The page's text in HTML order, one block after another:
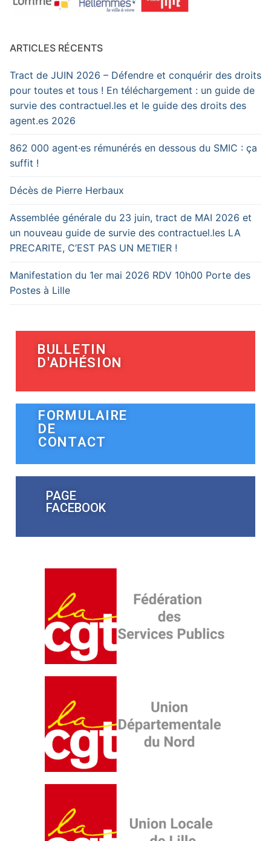
ARTICLES RÉCENTS
Tract de JUIN 2026 – Défendre et conquérir des droits
pour toutes et tous ! En téléchargement : un guide de
survie des contractuel.les et le guide des droits des
agent.es 2026
862 000 agent·es rémunérés en dessous du SMIC : ça
suffit !
Décès de Pierre Herbaux
Assemblée générale du 23 juin, tract de MAI 2026 et
un nouveau guide de survie des contractuel.les LA
PRECARITE, C’EST PAS UN METIER !
Manifestation du 1er mai 2026 RDV 10h00 Porte des
Postes à Lille
BULLETIN
D'ADHÉSION
FORMULAIRE
DE
CONTACT
PAGE
FACEBOOK